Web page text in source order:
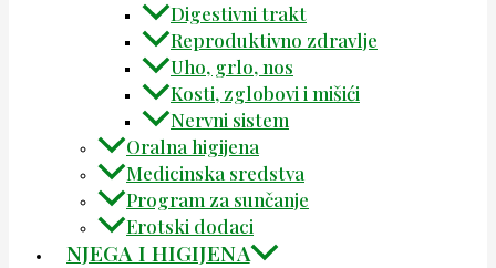
Digestivni trakt
Reproduktivno zdravlje
Uho, grlo, nos
Kosti, zglobovi i mišići
Nervni sistem
Oralna higijena
Medicinska sredstva
Program za sunčanje
Erotski dodaci
NJEGA I HIGIJENA